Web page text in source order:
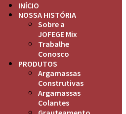
INÍCIO
NOSSA HISTÓRIA
Sobre a
JOFEGE Mix
Trabalhe
Conosco
PRODUTOS
Argamassas
Construtivas
Argamassas
Colantes